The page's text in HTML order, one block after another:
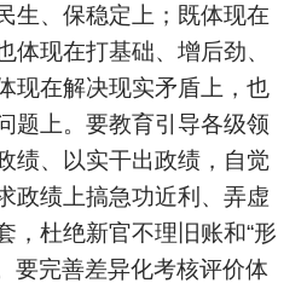
生、保稳定上；既体现在
体现在打基础、增后劲、
现在解决现实矛盾上，也
题上。要教育引导各级领
绩、以实干出政绩，自觉
政绩上搞急功近利、弄虚
，杜绝新官不理旧账和“形
要完善差异化考核评价体